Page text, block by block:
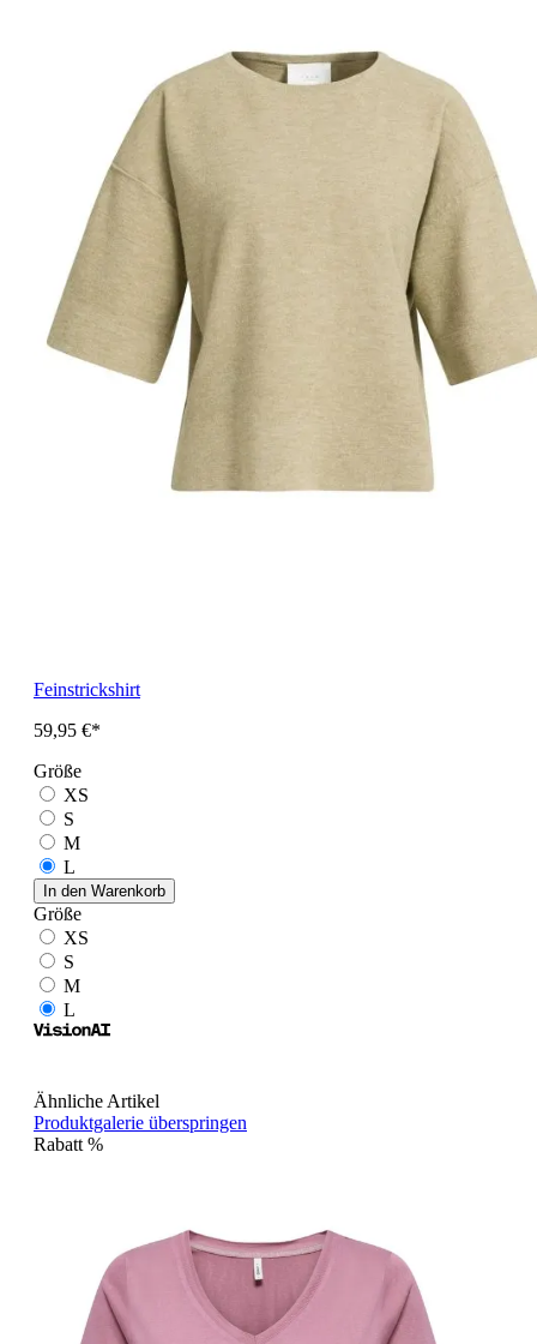
Feinstrickshirt
59,95 €*
Größe
XS
S
M
L
In den Warenkorb
Größe
XS
S
M
L
Ähnliche Artikel
Produktgalerie überspringen
Rabatt %